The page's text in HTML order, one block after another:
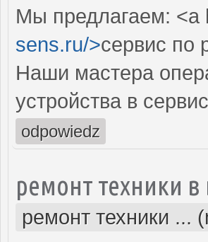
Мы предлагаем: <a
sens.ru/>сервис по
Наши мастера
устройства в
odpowiedz
ремонт техники
ремонт техники ...